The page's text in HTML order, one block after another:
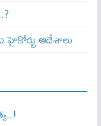
హైకోర్టు ఆదేశాలు